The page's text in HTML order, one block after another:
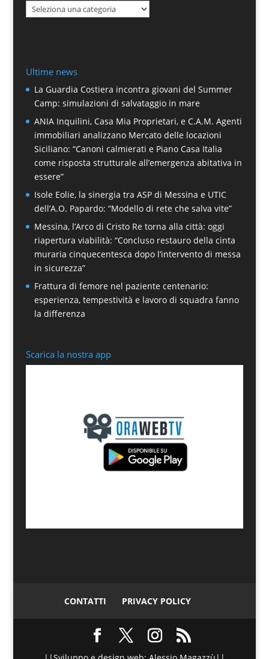
Categorie
Ultime news
La Guardia Costiera incontra giovani del Summer
Camp: simulazioni di salvataggio in mare
ANIA Inquilini, Casa Mia Proprietari, e C.A.M. Agenti
immobiliari analizzano Mercato delle locazioni
Siciliano: “Canoni calmierati e Piano Casa Italia
come risposta strutturale all’emergenza abitativa in
essere”
Isole Eolie, la sinergia tra ASP di Messina e UTIC
dell’A.O. Papardo: “Modello di rete che salva vite”
Messina, l’Arco di Cristo Re torna alla città: oggi
riapertura viabilità: “Concluso restauro della cinta
muraria cinquecentesca dopo l’intervento di messa
in sicurezza”
Frattura di femore nel paziente centenario:
esperienza, tempestività e lavoro di squadra fanno
la differenza
Scarica la nostra app
CONTATTI PRIVACY POLICY